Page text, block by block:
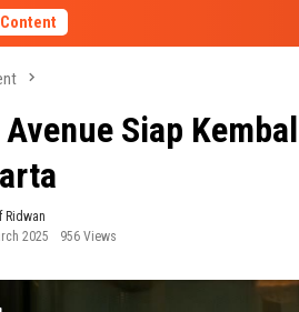
Siap
Ridwan
2025
956 Views